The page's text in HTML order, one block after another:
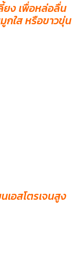
ยง เพื่อหล่อลื่น
ใส หรือขาวขุ่น
เอสโตรเจนสูง